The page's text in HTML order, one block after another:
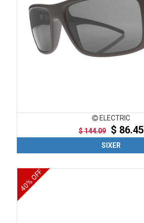
ELECTRIC
$ 144.09$ 86.45
SIXER
40% OFF